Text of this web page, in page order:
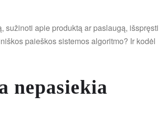
sužinoti apie produktą ar paslaugą, išspręsti
paieškos sistemos algoritmo? Ir kodėl
nepasiekia